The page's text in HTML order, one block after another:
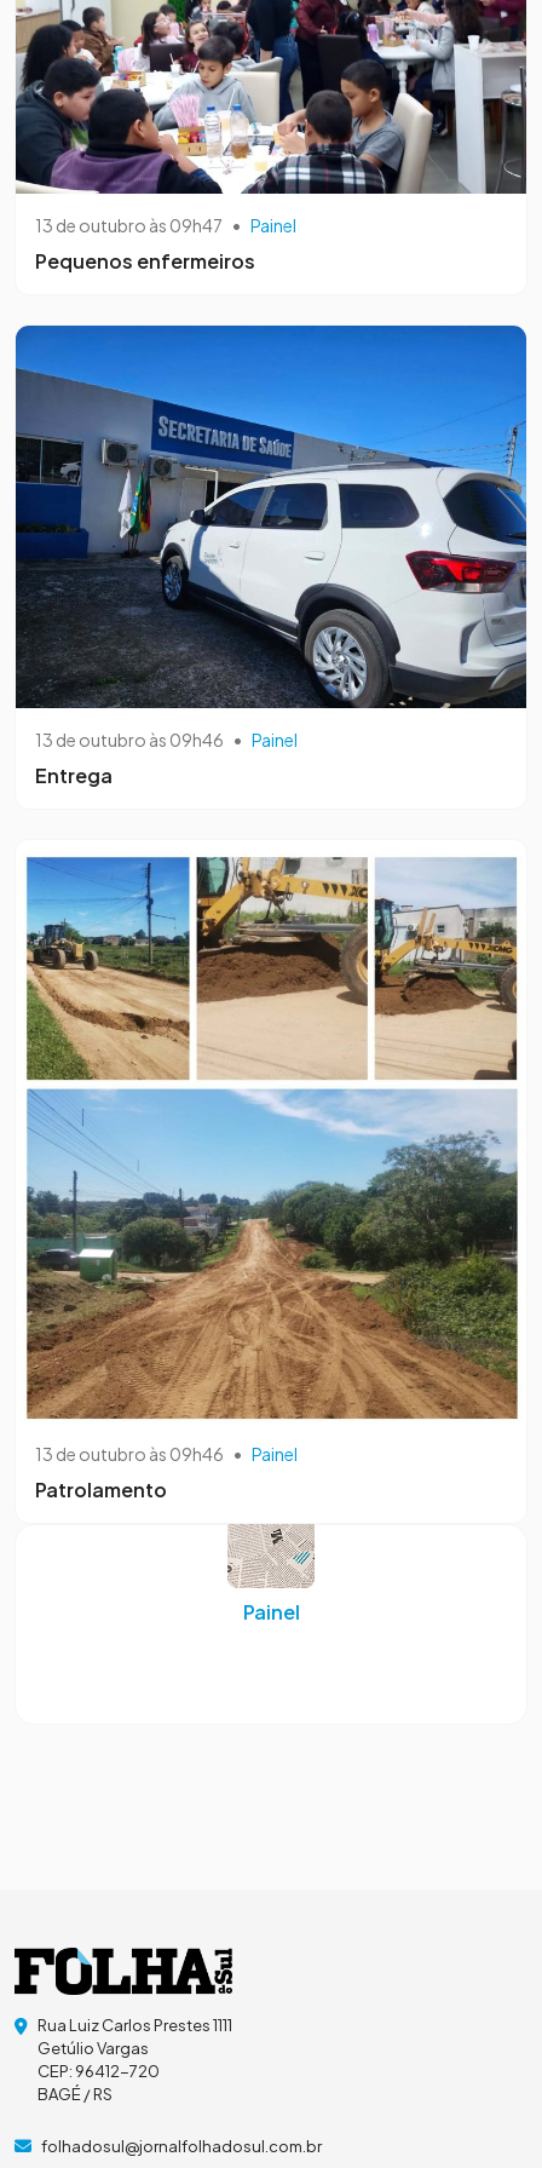
13 de outubro às 09h47 • Painel
Pequenos enfermeiros
13 de outubro às 09h46 • Painel
Entrega
13 de outubro às 09h46 • Painel
Patrolamento
Painel
Rua Luiz Carlos Prestes 1111
Getúlio Vargas
CEP: 96412-720
BAGÉ / RS
folhadosul@jornalfolhadosul.com.br